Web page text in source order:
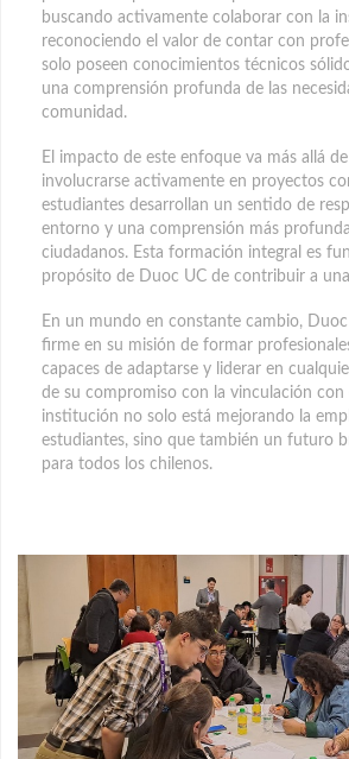
buscando activamente colaborar con la
reconociendo el valor de contar con
solo poseen conocimientos técnicos
una comprensión profunda de las
comunidad.
El impacto de este enfoque va más allá
involucrarse activamente en proyectos
estudiantes desarrollan un sentido de
entorno y una comprensión más
ciudadanos. Esta formación integral es
propósito de Duoc UC de contribuir a
En un mundo en constante cambio,
firme en su misión de formar
capaces de adaptarse y liderar en
de su compromiso con la vinculación con
institución no solo está mejorando la
estudiantes, sino que también un futuro
para todos los chilenos.